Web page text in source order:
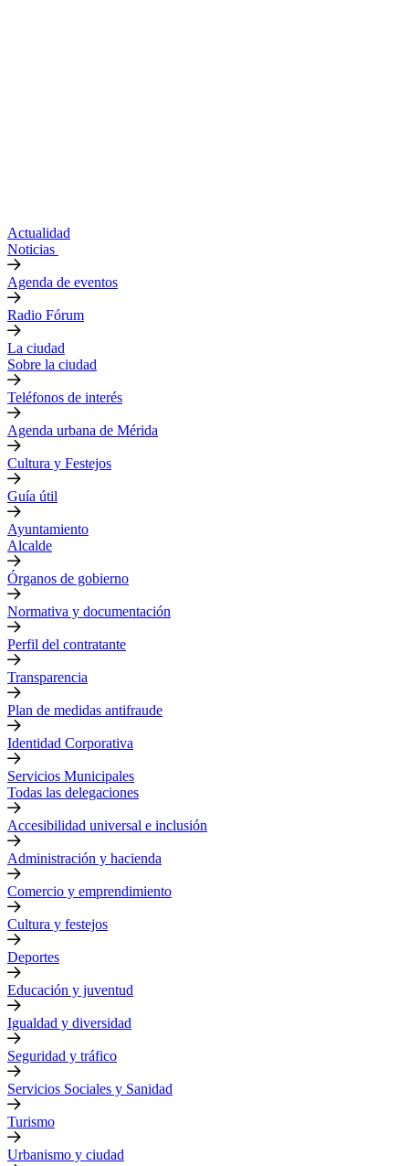
Actualidad
Noticias
Agenda de eventos
Radio Fórum
La ciudad
Sobre la ciudad
Teléfonos de interés
Agenda urbana de Mérida
Cultura y Festejos
Guía útil
Ayuntamiento
Alcalde
Órganos de gobierno
Normativa y documentación
Perfil del contratante
Transparencia
Plan de medidas antifraude
Identidad Corporativa
Servicios Municipales
Todas las delegaciones
Accesibilidad universal e inclusión
Administración y hacienda
Comercio y emprendimiento
Cultura y festejos
Deportes
Educación y juventud
Igualdad y diversidad
Seguridad y tráfico
Servicios Sociales y Sanidad
Turismo
Urbanismo y ciudad